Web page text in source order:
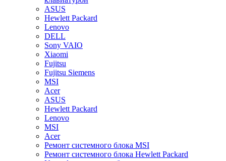
ASUS
Hewlett Packard
Lenovo
DELL
Sony VAIO
Xiaomi
Fujitsu
Fujitsu Siemens
MSI
Acer
ASUS
Hewlett Packard
Lenovo
MSI
Acer
Ремонт системного блока MSI
Ремонт системного блока Hewlett Packard